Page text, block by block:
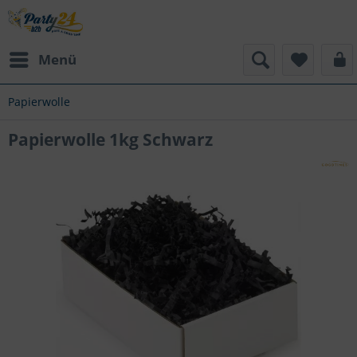
Menü
Papierwolle
Papierwolle 1kg Schwarz